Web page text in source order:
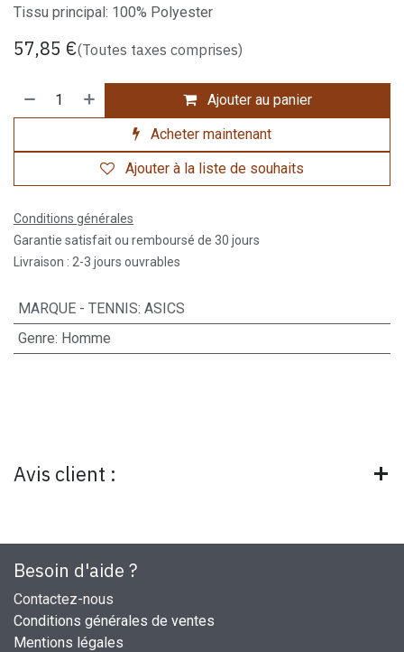
Tissu principal: 100% Polyester
57,85 €(Toutes taxes comprises)
Ajouter au panier
Acheter maintenant
Ajouter à la liste de souhaits
Conditions générales
Garantie satisfait ou remboursé de 30 jours
Livraison : 2-3 jours ouvrables
MARQUE - TENNIS: ASICS
Genre: Homme
Avis client :
Besoin d'aide ?
Contactez-nous
Conditions générales de ventes
Mentions légales